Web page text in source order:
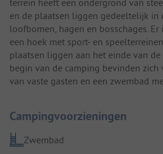
en de plaatsen liggen gedeeltelijk in
loofbomen, hagen en bosschages. Er
een hoek met sport- en
plaatsen liggen aan het einde van de
begin van de camping bevinden zich
van vaste gasten en een zwembad
Campingvoorzieningen
Zwembad